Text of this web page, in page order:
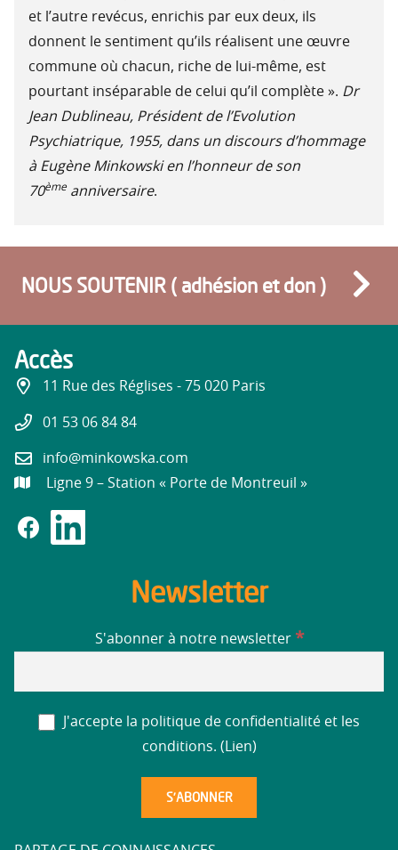
et l’autre revécus, enrichis par eux deux, ils
donnent le sentiment qu’ils réalisent une œuvre
commune où chacun, riche de lui-même, est
pourtant inséparable de celui qu’il complète ». Dr
Jean Dublineau, Président de l’Evolution
Psychiatrique, 1955, dans un discours d’hommage
à Eugène Minkowski en l’honneur de son
70èmeanniversaire.
NOUS SOUTENIR ( adhésion et don )
Accès
11 Rue des Réglises - 75 020 Paris
01 53 06 84 84
info@minkowska.com
Ligne 9 – Station « Porte de Montreuil »
Newsletter
S'abonner à notre newsletter *
J'accepte la politique de confidentialité et les
conditions. ( Lien)